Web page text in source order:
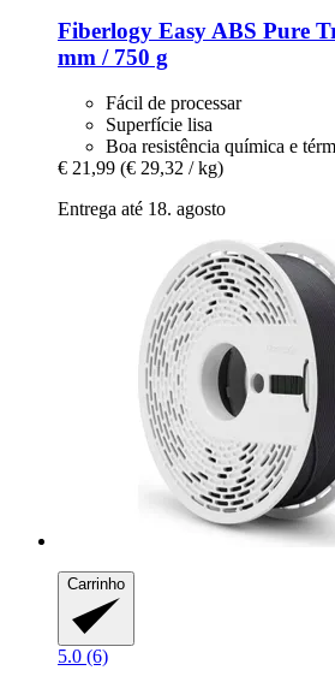
Fiberlogy Easy ABS Pure
mm / 750 g
Fácil de processar
Superfície lisa
Boa resistência química e
€ 21,99 (€ 29,32 / kg)
Entrega até 18. agosto
Carrinho
5.0 (6)